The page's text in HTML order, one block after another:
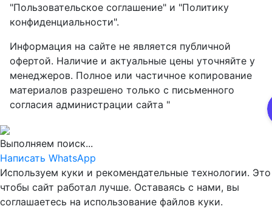
"Пользовательское соглашение" и "Политику
конфиденциальности".
Информация на сайте не является публичной
офертой. Наличие и актуальные цены уточняйте у
менеджеров. Полное или частичное копирование
материалов разрешено только с письменного
согласия администрации сайта "
Выполняем поиск...
Написать WhatsApp
Используем куки и рекомендательные технологии. Это
чтобы сайт работал лучше. Оставаясь с нами, вы
соглашаетесь на использование файлов куки.